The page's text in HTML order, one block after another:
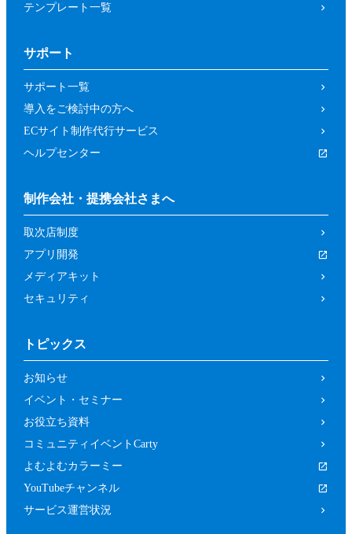
テンプレート一覧
サポート
サポート一覧
導入をご検討中の方へ
ECサイト制作代行サービス
ヘルプセンター
制作会社・提携会社さまへ
取次店制度
アプリ開発
メディアキット
セキュリティ
トピックス
お知らせ
イベント・セミナー
お役立ち資料
コミュニティイベントCarty
よむよむカラーミー
YouTubeチャンネル
サービス運営状況